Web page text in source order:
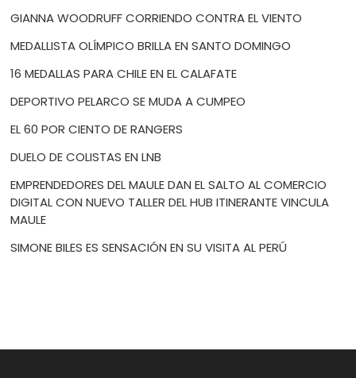
GIANNA WOODRUFF CORRIENDO CONTRA EL VIENTO
MEDALLISTA OLÍMPICO BRILLA EN SANTO DOMINGO
16 MEDALLAS PARA CHILE EN EL CALAFATE
DEPORTIVO PELARCO SE MUDA A CUMPEO
EL 60 POR CIENTO DE RANGERS
DUELO DE COLISTAS EN LNB
EMPRENDEDORES DEL MAULE DAN EL SALTO AL COMERCIO
DIGITAL CON NUEVO TALLER DEL HUB ITINERANTE VINCULA
MAULE
SIMONE BILES ES SENSACIÓN EN SU VISITA AL PERÚ